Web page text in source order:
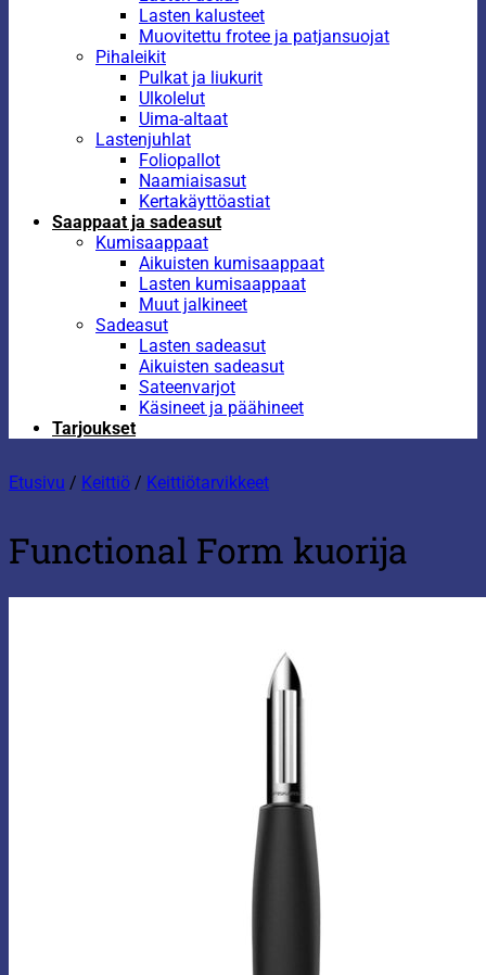
Lasten kalusteet
Muovitettu frotee ja patjansuojat
Pihaleikit
Pulkat ja liukurit
Ulkolelut
Uima-altaat
Lastenjuhlat
Foliopallot
Naamiaisasut
Kertakäyttöastiat
Saappaat ja sadeasut
Kumisaappaat
Aikuisten kumisaappaat
Lasten kumisaappaat
Muut jalkineet
Sadeasut
Lasten sadeasut
Aikuisten sadeasut
Sateenvarjot
Käsineet ja päähineet
Tarjoukset
Etusivu / Keittiö / Keittiötarvikkeet
Functional Form kuorija